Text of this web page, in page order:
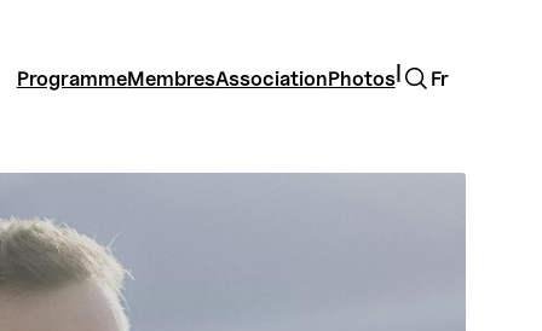
ProgrammeMembresAssociationPhotos
Rechercher
Fr